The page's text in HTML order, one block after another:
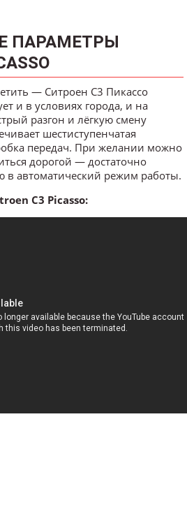
ПАРАМЕТРЫ
— Ситроен С3 Пикассо
и в условиях города, и на
разгон и лёгкую смену
шестиступенчатая
передач. При желании можно
дорогой — достаточно
в автоматический режим работы.
C3 Picasso: